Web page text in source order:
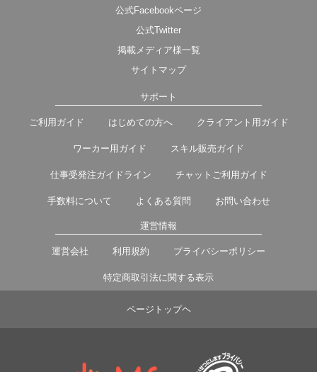
公式Facebookページ
公式Twitter
掲載メディア様一覧
サイトマップ
サポート
ご利用ガイド はじめての方へ クライアント用ガイド
ワーカー用ガイド スキル販売ガイド
仕事受発注ガイドライン チャットご利用ガイド
手数料について よくある質問 お問い合わせ
運営情報
運営会社 利用規約 プライバシーポリシー
特定商取引法に関する表示
ページトップヘ